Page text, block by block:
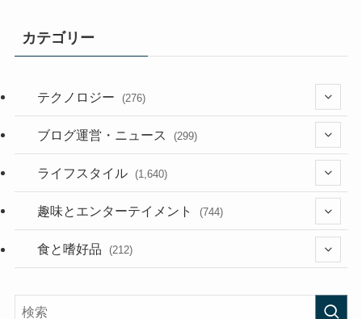
カテゴリー
テクノロジー (276)
(36)
(187)
ブログ運営・ニュース (299)
(118)
(181)
ライフスタイル (1,640)
(395)
(282)
趣味とエンターテイメント (744)
(56)
食と嗜好品 (212)